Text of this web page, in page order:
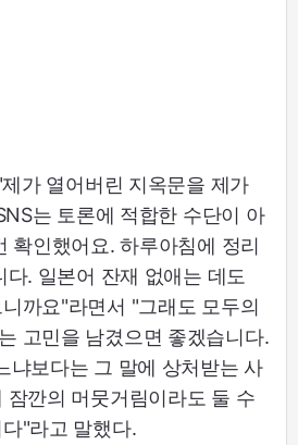
가 열어버린 지옥문을 제가
는 토론에 적합한 수단이 아
확인했어요. 하루아침에 정리
. 일본어 잔재 없애는 데도
까요"라면서 "그래도 모두의
고민을 남겼으면 좋겠습니다.
냐보다는 그 말에 상처받는 사
잠깐의 머뭇거림이라도 둘 수
"라고 말했다.